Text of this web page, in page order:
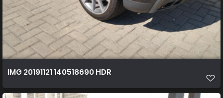
IMG 20191121 140518690 HDR